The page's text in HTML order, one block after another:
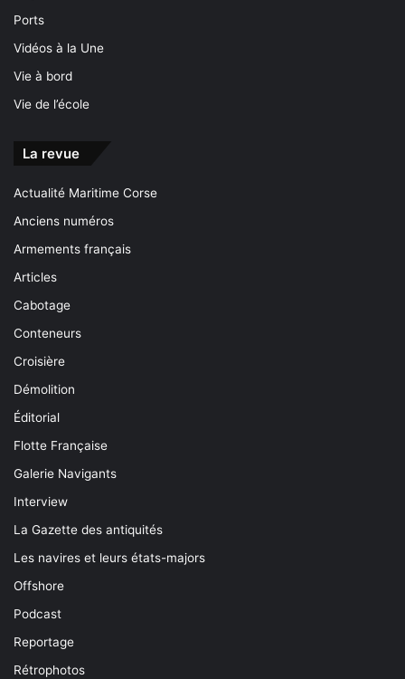
Ports
Vidéos à la Une
Vie à bord
Vie de l’école
La revue
Actualité Maritime Corse
Anciens numéros
Armements français
Articles
Cabotage
Conteneurs
Croisière
Démolition
Éditorial
Flotte Française
Galerie Navigants
Interview
La Gazette des antiquités
Les navires et leurs états-majors
Offshore
Podcast
Reportage
Rétrophotos